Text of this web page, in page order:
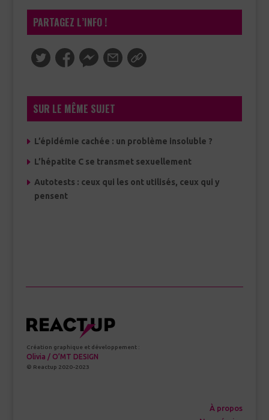
PARTAGEZ L’INFO !
SUR LE MÊME SUJET
L’épidémie cachée : un problème insoluble ?
L’hépatite C se transmet sexuellement
Autotests : ceux qui les ont utilisés, ceux qui y
pensent
Création graphique et développement :
Olivia / O’MT DESIGN
© Reactup 2020-2023
À propos